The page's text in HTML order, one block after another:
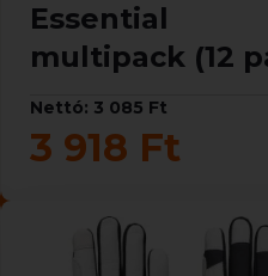
Essential
multipack (12
Nettó: 3 085 Ft
3 918 Ft